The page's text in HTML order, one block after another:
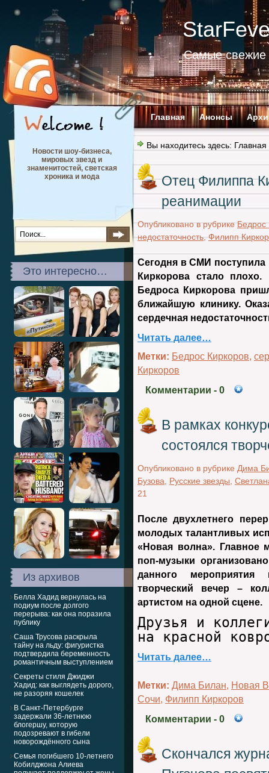
Самые свежие
Главная Анонсы
Новости шоу-бизнеса,
мировых звезд и
знаменитостей, светская
хроника и мода
Это интересно…
Из архивов
Белла Хадид вернулась на
подиум после долгого
перерыва: как она поразила
публику
Саша Трусова раскрыла
тайну на льду: фигуристка
подтвердила беременность
романтичным выступлением
Секреты стиля Джиджи
Хадид: как выглядеть дорого,
не разоряя кошелек
В Санкт-Петербурге
задержали 36-летнюю
блогершу, которую
подозревают в гибели
новорождённого сына
Семья погибшего 10-летнего
Кобилджона Алиева
Вы находитесь здесь: Главная
Отец Филиппа
реанимации
Опубликовано в рубрике Бедрос
недостаточность Филипп
Сегодня в СМИ
Киркорова стало плохо.
Бедроса Киркорова
ближайшую клинику.
сердечная
Читать далее…
Метки: Бедрос Киркоров,
Киркоров
Комментарии - 0
В рамках
состоялся
Опубликовано в рубрике Дима
Бузова
Русские звезды
21
После двухлетнего
молодых талантливых
«Новая волна». Главное
поп-музыки
данного
творческий вечер –
артистом на одной сцене.
Друзья и
на красной
Читать далее…
Метки: Дима Билан, Новая
Сочи, Филипп Киркоров
Комментарии - 0
Скончался